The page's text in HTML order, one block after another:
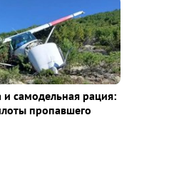
и самодельная рация:
пропавшего